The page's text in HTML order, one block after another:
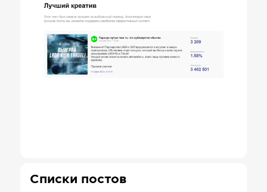
Списки постов